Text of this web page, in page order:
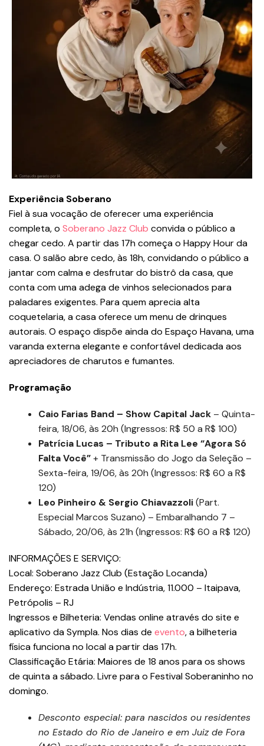
Experiência Soberano
Fiel à sua vocação de oferecer uma experiência
completa, o Soberano Jazz Club convida o público a
chegar cedo. A partir das 17h começa o Happy Hour da
casa. O salão abre cedo, às 18h, convidando o público a
jantar com calma e desfrutar do bistrô da casa, que
conta com uma adega de vinhos selecionados para
paladares exigentes. Para quem aprecia alta
coquetelaria, a casa oferece um menu de drinques
autorais. O espaço dispõe ainda do Espaço Havana, uma
varanda externa elegante e confortável dedicada aos
apreciadores de charutos e fumantes.
Programação
Caio Farias Band – Show Capital Jack – Quinta-
feira, 18/06, às 20h (Ingressos: R$ 50 a R$ 100)
Patrícia Lucas – Tributo a Rita Lee “Agora Só
Falta Você”+ Transmissão do Jogo da Seleção –
Sexta-feira, 19/06, às 20h (Ingressos: R$ 60 a R$
120)
Leo Pinheiro & Sergio Chiavazzoli(Part.
Especial Marcos Suzano) – Embaralhando 7 –
Sábado, 20/06, às 21h (Ingressos: R$ 60 a R$ 120)
INFORMAÇÕES E SERVIÇO:
Local: Soberano Jazz Club (Estação Locanda)
Endereço: Estrada União e Indústria, 11.000 – Itaipava,
Petrópolis – RJ
Ingressos e Bilheteria: Vendas online através do site e
aplicativo da Sympla. Nos dias de evento, a bilheteria
física funciona no local a partir das 17h.
Classificação Etária: Maiores de 18 anos para os shows
de quinta a sábado. Livre para o Festival Soberaninho no
domingo.
Desconto especial: para nascidos ou residentes
no Estado do Rio de Janeiro e em Juiz de Fora